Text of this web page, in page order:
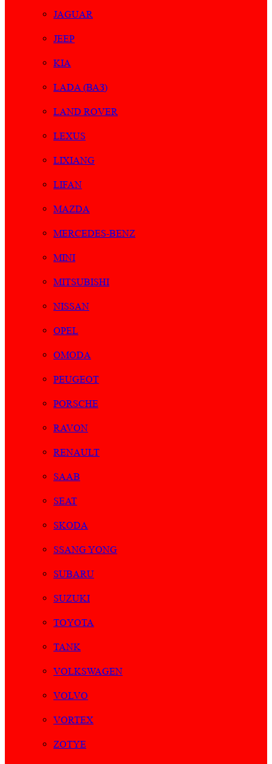
JAGUAR
JEEP
KIA
LADA (ВАЗ)
LAND ROVER
LEXUS
LIXIANG
LIFAN
MAZDA
MERCEDES-BENZ
MINI
MITSUBISHI
NISSAN
OPEL
OMODA
PEUGEOT
PORSCHE
RAVON
RENAULT
SAAB
SEAT
SKODA
SSANG YONG
SUBARU
SUZUKI
TOYOTA
TANK
VOLKSWAGEN
VOLVO
VORTEX
ZOTYE